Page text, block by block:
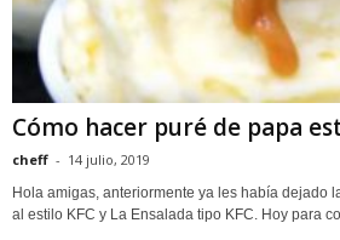
Cómo hacer puré de papa
cheff - 14 julio, 2019
Hola amigas, anteriormente ya les había dejado
al estilo KFC y La Ensalada tipo KFC. Hoy para